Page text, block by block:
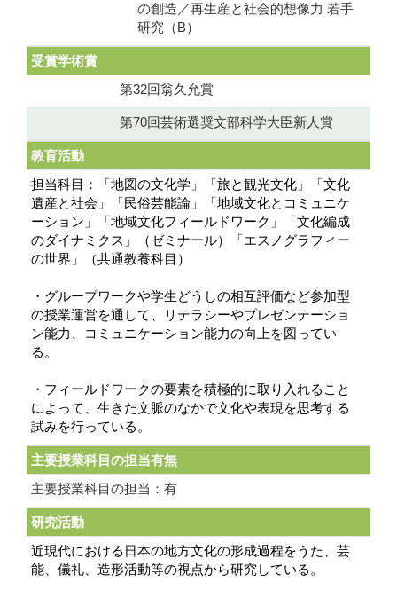
の創造／再生産と社会的想像力 若手
研究（B）
受賞学術賞
第32回翁久允賞
第70回芸術選奨文部科学大臣新人賞
教育活動
担当科目：「地図の文化学」「旅と観光文化」「文化
遺産と社会」「民俗芸能論」「地域文化とコミュニケ
ーション」「地域文化フィールドワーク」「文化編成
のダイナミクス」（ゼミナール）「エスノグラフィー
の世界」（共通教養科目）
・グループワークや学生どうしの相互評価など参加型
の授業運営を通して、リテラシーやプレゼンテーショ
ン能力、コミュニケーション能力の向上を図ってい
る。
・フィールドワークの要素を積極的に取り入れること
によって、生きた文脈のなかで文化や表現を思考する
試みを行っている。
主要授業科目の担当有無
主要授業科目の担当：有
研究活動
近現代における日本の地方文化の形成過程をうた、芸
能、儀礼、造形活動等の視点から研究している。